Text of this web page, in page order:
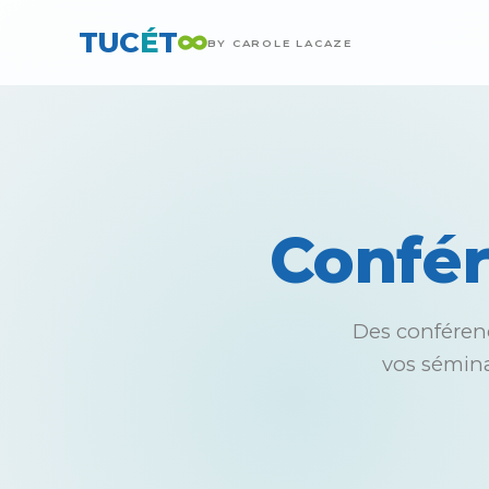
TUCÉT∞BY CAROLE LACAZE
Des
vos